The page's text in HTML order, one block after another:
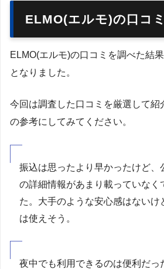
ELMO(エルモ)の口コ
ELMO(エルモ)の口コミを調べた結
となりました。
今回は調査した口コミを厳選して紹
の参考にしてみてください。
振込は思ったより早かったけど、
の詳細情報があまり載っていなく
た。大手のような安心感はないけ
は使えそう。
夜中でも利用できるのは便利だっ